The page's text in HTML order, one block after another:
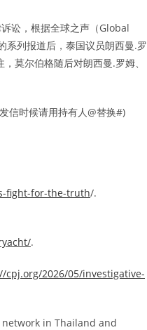
讼，根据全球之声（Global
系列报道后，泰国议员朗西曼.罗
莫尔伯格随后对朗西曼.罗姆、
信时候请用持有人@替换#)
fight-for-the-truth/.
.
cpj.org/2026/05/investigative-
in Thailand and